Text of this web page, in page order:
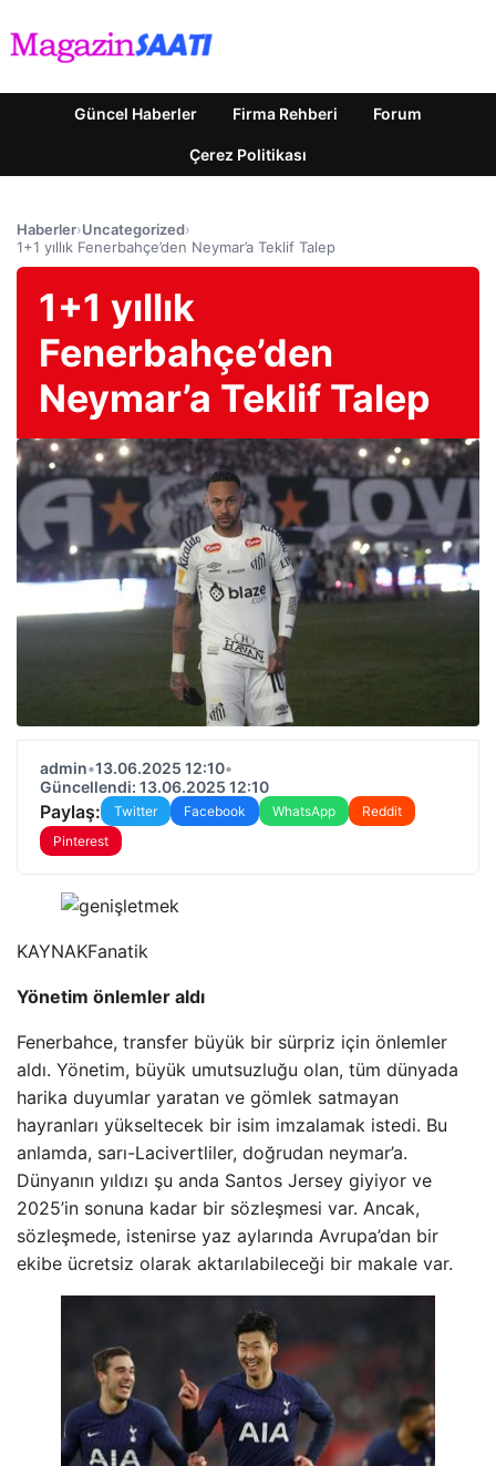
Güncel Haberler Firma Rehberi Forum
Çerez Politikası
Haberler›Uncategorized›
1+1 yıllık Fenerbahçe’den Neymar’a Teklif Talep
1+1 yıllık
Fenerbahçe’den
Neymar’a Teklif Talep
admin•13.06.2025 12:10•
Güncellendi: 13.06.2025 12:10
Paylaş: Twitter Facebook WhatsApp
Reddit
Pinterest
KAYNAKFanatik
Yönetim önlemler aldı
Fenerbahce, transfer büyük bir sürpriz için önlemler
aldı. Yönetim, büyük umutsuzluğu olan, tüm dünyada
harika duyumlar yaratan ve gömlek satmayan
hayranları yükseltecek bir isim imzalamak istedi. Bu
anlamda, sarı-Lacivertliler, doğrudan neymar’a.
Dünyanın yıldızı şu anda Santos Jersey giyiyor ve
2025’in sonuna kadar bir sözleşmesi var. Ancak,
sözleşmede, istenirse yaz aylarında Avrupa’dan bir
ekibe ücretsiz olarak aktarılabileceği bir makale var.